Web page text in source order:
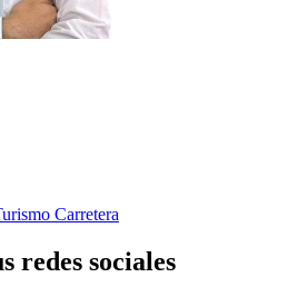
Carretera
redes sociales